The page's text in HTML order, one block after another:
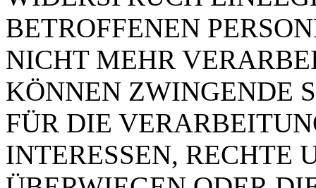
BETROFFENEN
NICHT MEHR
KÖNNEN ZWINGENDE
FÜR DIE
INTERESSEN, RECHTE